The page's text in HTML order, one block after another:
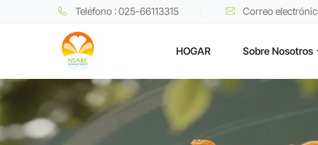
Teléfono : 025-66113315 Correo
HOGAR Sobre Nosotros